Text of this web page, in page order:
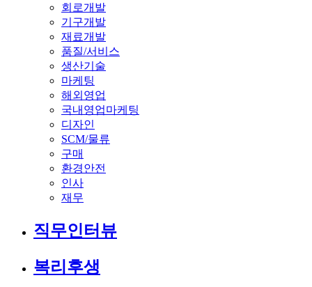
회로개발
기구개발
재료개발
품질/서비스
생산기술
마케팅
해외영업
국내영업마케팅
디자인
SCM/물류
구매
환경안전
인사
재무
직무인터뷰
복리후생